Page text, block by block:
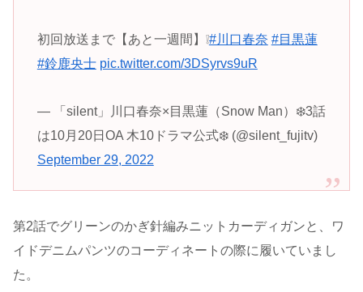
初回放送まで【あと一週間】❕#川口春奈 #目黒蓮
#鈴鹿央士 pic.twitter.com/3DSyrvs9uR
— 「silent」川口春奈×目黒蓮（Snow Man）❄️3話
は10月20日OA 木10ドラマ公式❄️ (@silent_fujitv)
September 29, 2022
第2話でグリーンのかぎ針編みニットカーディガンと、ワ
イドデニムパンツのコーディネートの際に履いていまし
た。